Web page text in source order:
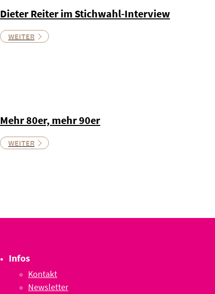
Dieter Reiter im Stichwahl-Interview
WEITER
Mehr 80er, mehr 90er
WEITER
Infos
Kontakt
Newsletter